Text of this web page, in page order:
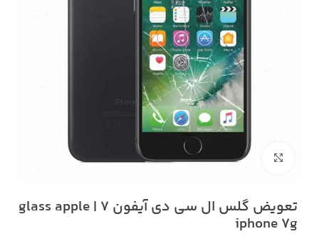
بزرگنمایی تصویر
تعویض گلس ال سی دی آیفون ۷ | glass apple
iphone ۷g